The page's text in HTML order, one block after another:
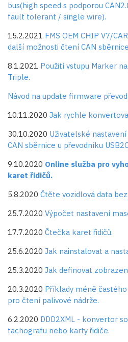
bus(high speed s podporou
fault tolerant / single wire).
15.2.2021 FMS OEM CHIP V7/
další možnosti čtení CAN
8.1.2021 Použití vstupu Marker
Triple.
Návod na update firmware
10.11.2020 Jak rychle
30.10.2020 Uživatelské
CAN sběrnice u převodníku
9.10.2020 Online služba pro
karet řidičů.
5.8.2020 Čtěte vozidlová data
25.7.2020 Výpočet nastavení
17.7.2020 Čtečka karet řidičů.
25.6.2020 Jak nainstalovat a
25.3.2020 Jak definovat
20.3.2020 Příklady méně častého
pro čtení palivové nádrže.
6.2.2020 DDD2XML - konvertor
tachografu nebo karty řidiče.